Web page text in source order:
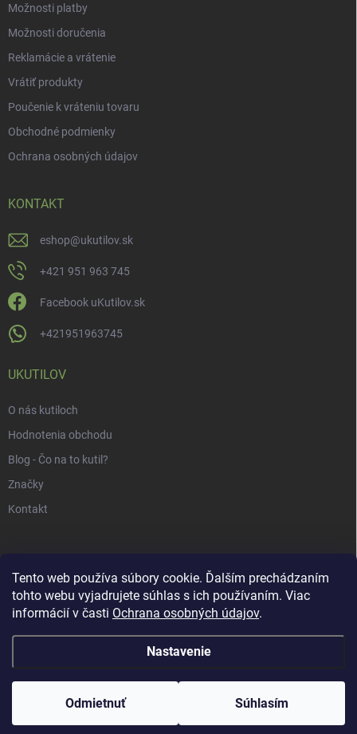
Tento web používa súbory cookie. Ďalším prechádzaním
tohto webu vyjadrujete súhlas s ich používaním. Viac
informácií v časti Ochrana osobných údajov.
Nastavenie
Odmietnuť Súhlasím
Možnosti platby
Možnosti doručenia
Reklamácie a vrátenie
Vrátiť produkty
Poučenie k vráteniu tovaru
Obchodné podmienky
Ochrana osobných údajov
KONTAKT
eshop@ukutilov.sk
+421 951 963 745
Facebook uKutilov.sk
+421951963745
UKUTILOV
O nás kutiloch
Hodnotenia obchodu
Blog - Čo na to kutil?
Značky
Kontakt
Vytvoril Shoptet
Copyright 2026 . Všetky práva vyhradené.